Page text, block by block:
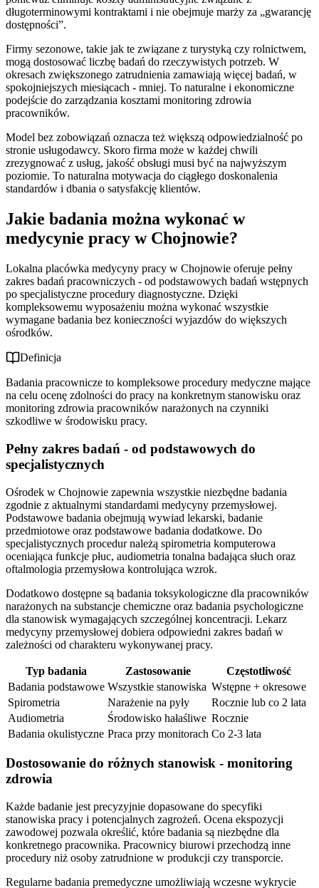
długoterminowymi kontraktami i nie obejmuje marży za „gwarancję
dostępności”.
Firmy sezonowe, takie jak te związane z turystyką czy rolnictwem,
mogą dostosować liczbę badań do rzeczywistych potrzeb. W
okresach zwiększonego zatrudnienia zamawiają więcej badań, w
spokojniejszych miesiącach - mniej. To naturalne i ekonomiczne
podejście do zarządzania kosztami monitoring zdrowia
pracowników.
Model bez zobowiązań oznacza też większą odpowiedzialność po
stronie usługodawcy. Skoro firma może w każdej chwili
zrezygnować z usług, jakość obsługi musi być na najwyższym
poziomie. To naturalna motywacja do ciągłego doskonalenia
standardów i dbania o satysfakcję klientów.
Jakie badania można wykonać w
medycynie pracy w Chojnowie?
Lokalna placówka medycyny pracy w Chojnowie oferuje pełny
zakres badań pracowniczych - od podstawowych badań wstępnych
po specjalistyczne procedury diagnostyczne. Dzięki
kompleksowemu wyposażeniu można wykonać wszystkie
wymagane badania bez konieczności wyjazdów do większych
ośrodków.
Definicja
Badania pracownicze to kompleksowe procedury medyczne mające
na celu ocenę zdolności do pracy na konkretnym stanowisku oraz
monitoring zdrowia pracowników narażonych na czynniki
szkodliwe w środowisku pracy.
Pełny zakres badań - od podstawowych do
specjalistycznych
Ośrodek w Chojnowie zapewnia wszystkie niezbędne badania
zgodnie z aktualnymi standardami medycyny przemysłowej.
Podstawowe badania obejmują wywiad lekarski, badanie
przedmiotowe oraz podstawowe badania dodatkowe. Do
specjalistycznych procedur należą spirometria komputerowa
oceniająca funkcje płuc, audiometria tonalna badająca słuch oraz
oftalmologia przemysłowa kontrolująca wzrok.
Dodatkowo dostępne są badania toksykologiczne dla pracowników
narażonych na substancje chemiczne oraz badania psychologiczne
dla stanowisk wymagających szczególnej koncentracji. Lekarz
medycyny przemysłowej dobiera odpowiedni zakres badań w
zależności od charakteru wykonywanej pracy.
Typ badania Zastosowanie
Częstotliwość
Badania podstawowe Wszystkie stanowiska Wstępne + okresowe
Spirometria
Narażenie na pyły
Rocznie lub co 2 lata
Audiometria
Środowisko hałaśliwe Rocznie
Badania okulistyczne Praca przy monitorach Co 2-3 lata
Dostosowanie do różnych stanowisk - monitoring
zdrowia
Każde badanie jest precyzyjnie dopasowane do specyfiki
stanowiska pracy i potencjalnych zagrożeń. Ocena ekspozycji
zawodowej pozwala określić, które badania są niezbędne dla
konkretnego pracownika. Pracownicy biurowi przechodzą inne
procedury niż osoby zatrudnione w produkcji czy transporcie.
Regularne badania premedyczne umożliwiają wczesne wykrycie